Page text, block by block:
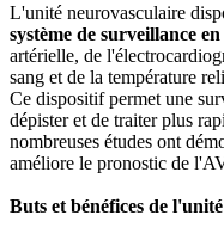
L'unité neurovasculaire
système de surveillance
artérielle, de
sang et de la température
Ce dispositif permet une
dépister et de traiter plus
nombreuses études ont
améliore le pronostic de
Buts et bénéfices de l'unité